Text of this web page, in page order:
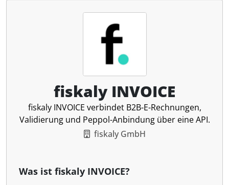
fiskaly INVOICE
fiskaly INVOICE verbindet B2B-E-Rechnungen,
Validierung und Peppol-Anbindung über eine API.
fiskaly GmbH
Was ist fiskaly INVOICE?